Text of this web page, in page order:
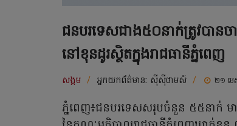
ជនបរទេសជាង៥០នាក់ត្រូវបាន
នៅខុនដូរស្ថិតក្នុងរាជធានីភ្នំពេញ
សង្គម / អ្នកយកព័ត៌មាន: ស៊ីស៊ីថាមស៍ / ២១ ម
ភ្នំពេញ៖ជនបរទេសសរុបចំនួន ៥៥នាក់ មា